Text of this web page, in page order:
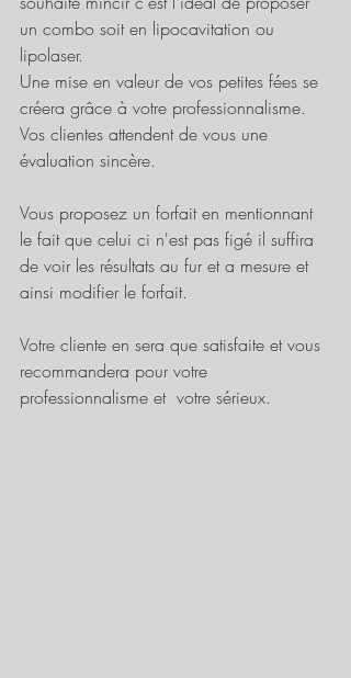
un combo soit en lipocavitation ou
lipolaser.
Une mise en valeur de vos petites fées se
créera grâce à votre professionnalisme.
Vos clientes attendent de vous une
évaluation sincère.
Vous proposez un forfait en mentionnant
le fait que celui ci n'est pas figé il suffira
de voir les résultats au fur et a mesure et
ainsi modifier le forfait.
Votre cliente en sera que satisfaite et vous
recommandera pour votre
professionnalisme et  votre sérieux.